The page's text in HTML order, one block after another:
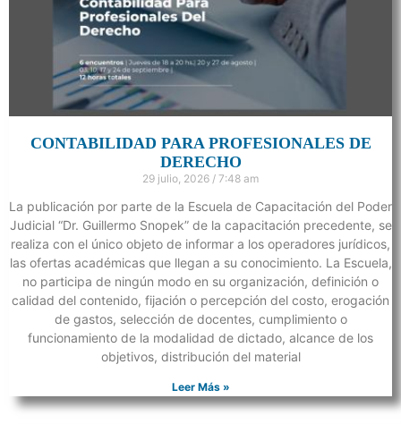
CONTABILIDAD PARA PROFESIONALES DE
DERECHO
29 julio, 2026 7:48 am
La publicación por parte de la Escuela de Capacitación del Poder
Judicial “Dr. Guillermo Snopek” de la capacitación precedente, se
realiza con el único objeto de informar a los operadores jurídicos,
las ofertas académicas que llegan a su conocimiento. La Escuela,
no participa de ningún modo en su organización, definición o
calidad del contenido, fijación o percepción del costo, erogación
de gastos, selección de docentes, cumplimiento o
funcionamiento de la modalidad de dictado, alcance de los
objetivos, distribución del material
Leer Más »